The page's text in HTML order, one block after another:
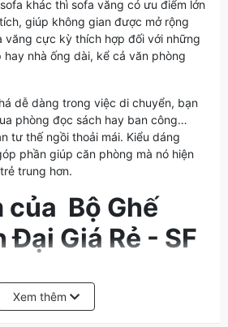
khác thì sofa văng có ưu điểm lớn
giúp không gian được mở rộng
văng cực kỳ thích hợp đối với những
hay nhà ống dài, kể cả văn phòng
dễ dàng trong việc di chuyển, bạn
phòng đọc sách hay ban công…
tư thế ngồi thoải mái. Kiểu dáng
phần giúp căn phòng mà nó hiện
trung hơn.
Bộ Ghế
Đại Giá Rẻ - SF
nhiên, Bọc đệm Nỉ mềm mượt, êm ái
Xem thêm